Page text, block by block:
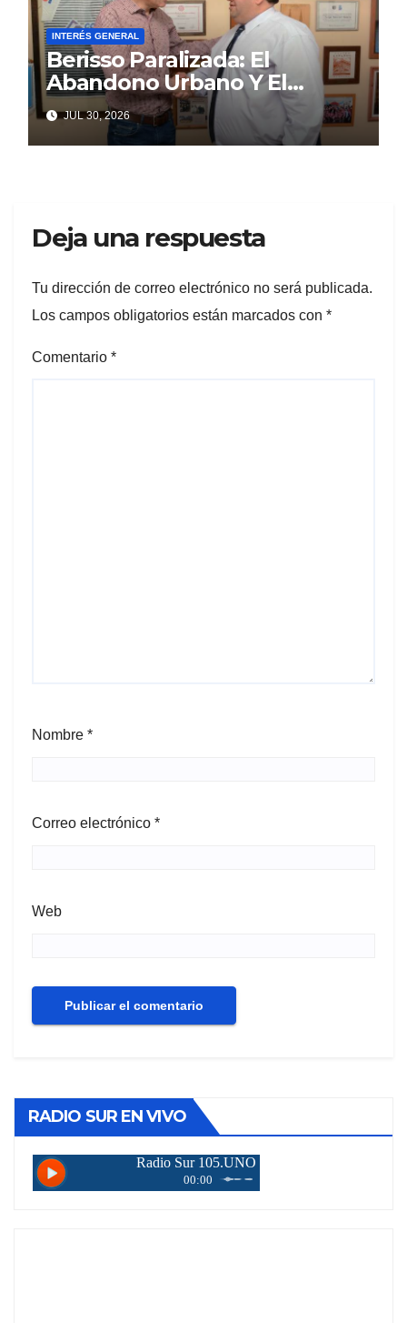
INTERÉS GENERAL
Berisso Paralizada: El
Abandono Urbano Y El
Despilfarro Político Repiten
Una Vieja Historia De
Ineficiencia
JUL 30, 2026
Deja una respuesta
Tu dirección de correo electrónico no será publicada.
Los campos obligatorios están marcados con *
Comentario *
Nombre *
Correo electrónico *
Web
RADIO SUR EN VIVO